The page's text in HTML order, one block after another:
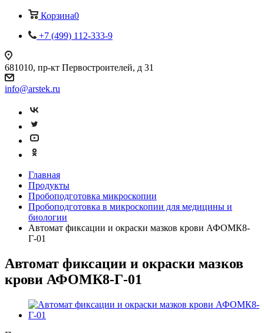
Корзина0
+7 (499) 112-333-9
681010, пр-кт Первостроителей, д 31
info@arstek.ru
Главная
Продукты
Пробоподготовка микроскопии
Пробоподготовка в микроскопии для медицины и
биологии
Автомат фиксации и окраски мазков крови АФОМК8-
Г-01
Автомат фиксации и окраски мазков
крови АФОМК8-Г-01